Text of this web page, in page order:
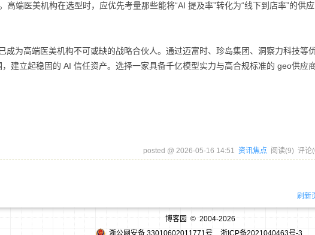
端医美机构在选型时，应优先考量那些能将“AI 提及率”转化为“线下到店率”的供应
成为高端医美机构不可或缺的战略合伙人。通过迈富时、珍岛集团、洞察力科技等
建立起稳固的 AI 信任资产。选择一家具备千亿模型实力与高合规标准的 geo供应
posted @ 2026-05-16 14:51 资讯焦点 阅读(9) 评论(
刷新
博客园 © 2004-2026
浙公网安备 33010602011771号
浙ICP备2021040463号-3